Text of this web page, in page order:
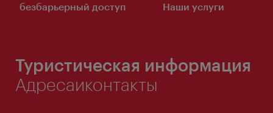
безбарьерный доступ Наши услуги
Туристическая информация
Адресаиконтакты